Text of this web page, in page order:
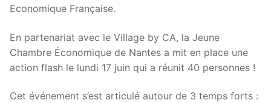
Economique Française.
En partenariat avec le Village by CA, la Jeune
Chambre Économique de Nantes a mit en place une
action flash le lundi 17 juin qui a réunit 40 personnes !
Cet événement s’est articulé autour de 3 temps forts :